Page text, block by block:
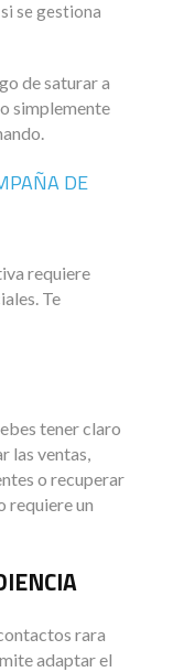
se gestiona
de saturar a
simplemente
DE
requiere
Te
tener claro
las ventas,
o recuperar
requiere un
rara
adaptar el